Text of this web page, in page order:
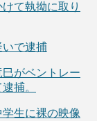
て執拗に取り
いで逮捕
がベントレー
捕。
生に裸の映像